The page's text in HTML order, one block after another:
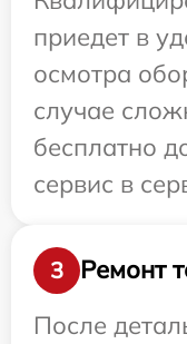
приедет в
осмотра
случае
бесплатно
сервис в
3
Ремонт
После